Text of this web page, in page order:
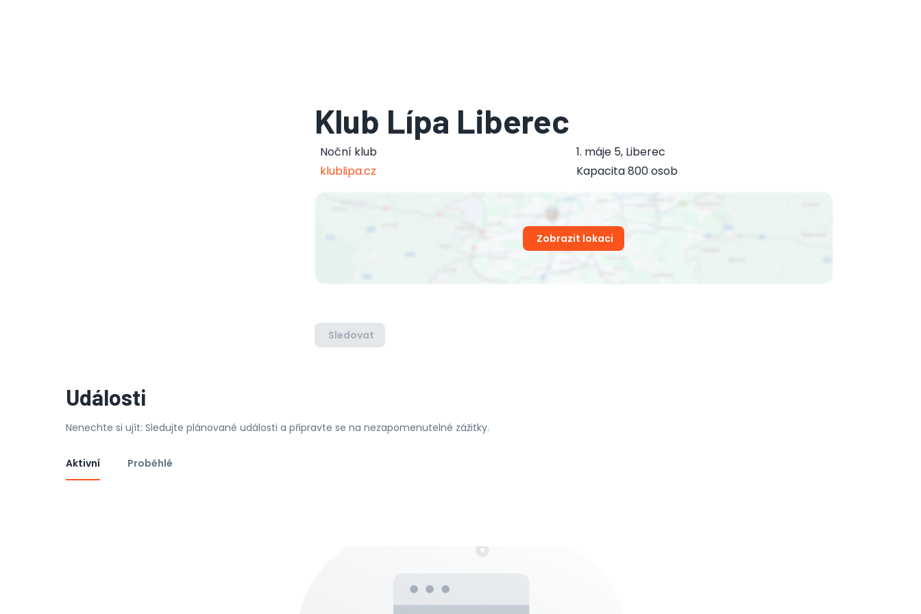
Klub Lípa Liberec
Noční klub 1. máje 5, Liberec
klublipa.cz
Kapacita 800 osob
Zobrazit lokaci
Sledovat
Události
Nenechte si ujít: Sledujte plánované události a připravte se na nezapomenutelné zážitky.
Aktivní Proběhlé